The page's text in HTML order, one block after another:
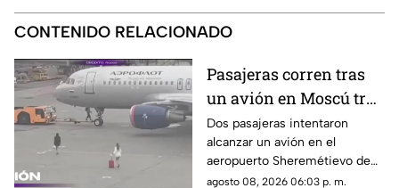
CONTENIDO RELACIONADO
Pasajeras corren tras
un avión en Moscú tras
llegar tarde a su vuelo
Dos pasajeras intentaron
alcanzar un avión en el
aeropuerto Sheremétievo de
Moscú tras llegar tarde a su
agosto 08, 2026 06:03 p. m.